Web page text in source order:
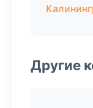
Другие